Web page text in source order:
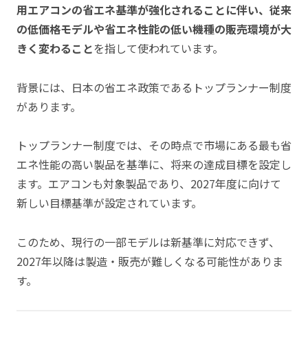
用エアコンの省エネ基準が強化されることに伴い、従来
の低価格モデルや省エネ性能の低い機種の販売環境が大
きく変わることを指して使われています。
背景には、日本の省エネ政策であるトップランナー制度
があります。
トップランナー制度では、その時点で市場にある最も省
エネ性能の高い製品を基準に、将来の達成目標を設定し
ます。エアコンも対象製品であり、2027年度に向けて
新しい目標基準が設定されています。
このため、現行の一部モデルは新基準に対応できず、
2027年以降は製造・販売が難しくなる可能性がありま
す。